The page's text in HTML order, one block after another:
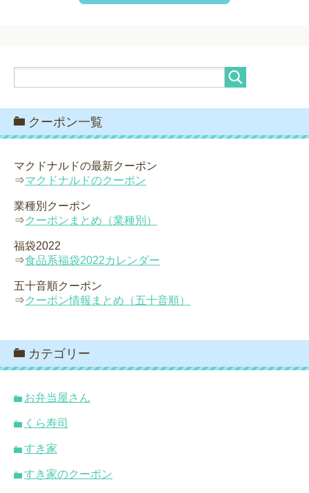
クーポン一覧
マクドナルドの最新クーポン
⇒マクドナルドのクーポン
業種別クーポン
⇒クーポンまとめ（業種別）
福袋2022
⇒食品系福袋2022カレンダー
五十音順クーポン
⇒クーポン情報まとめ（五十音順）
カテゴリー
お弁当屋さん
くら寿司
すき家
すき家のクーポン